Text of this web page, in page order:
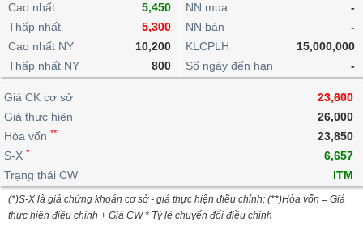
lỗ
Giao
nội
bộ
Niên
giám
Tài
liệu
cổ
đông
Định
giá
Nước
Tự
doanh
Top
cổ
phiếu
Bản
dịch
Chứng
quyền
Thống
kê
dịch
Định
Thống
dịch
Tin
tức
Phân
tích
kỹ
thuật
Bảng
trực
tuyến
lọc
cổ
phiếu
Vĩ
mô
lai
Chứng
quyền
Trái
phiếu
doanh
IR
Awards
Dịch
vụ
Cao nhất
5,450
Thấp nhất
5,300
Cao nhất NY
10,200
Thấp nhất NY
800
NN mua
-
NN bán
-
KLCPLH
15,000,000
Số ngày đến hạn
-
Giá CK cơ sở
23,600
Giá thực hiện
26,000
Hòa vốn **
23,850
S-X *
6,657
Trạng thái CW
ITM
(*)S-X là giá chứng khoán cơ sở - giá thực hiện điều chỉnh; (**)Hòa vốn = Giá
thực hiện điều chỉnh + Giá CW * Tỷ lệ chuyển đổi điều chỉnh
BẤT
ĐỘNG
SẢN
TÀI
CHÍNH
HÀNG
HÓA